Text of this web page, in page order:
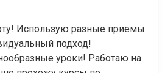
Использую разные приемы
подход!
уроки! Работаю на